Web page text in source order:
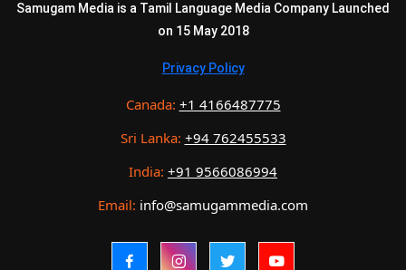
Samugam Media is a Tamil Language Media Company Launched
on 15 May 2018
Privacy Policy
Canada: +1 4166487775
Sri Lanka: +94 762455533
India: +91 9566086994
Email: info@samugammedia.com